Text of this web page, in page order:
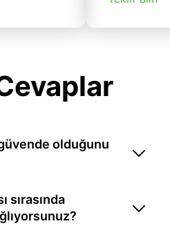
olduğunu
sırasında